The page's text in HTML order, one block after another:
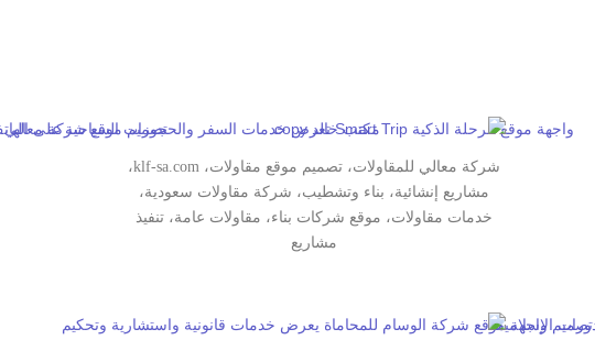
شركة معالي للمقاولات، تصميم موقع مقاولات، klf-sa.com،
مشاريع إنشائية، بناء وتشطيب، شركة مقاولات سعودية،
خدمات مقاولات، موقع شركات بناء، مقاولات عامة، تنفيذ
مشاريع